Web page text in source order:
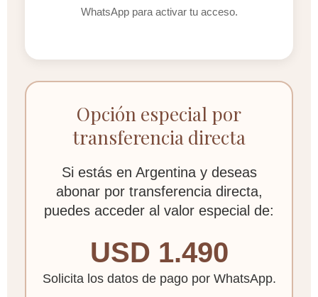
WhatsApp para activar tu acceso.
Opción especial por
transferencia directa
Si estás en Argentina y deseas
abonar por transferencia directa,
puedes acceder al valor especial de:
USD 1.490
Solicita los datos de pago por WhatsApp.